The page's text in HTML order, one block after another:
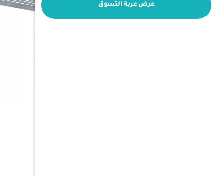
عرض عربة التسوق